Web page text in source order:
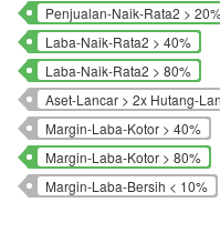
Penjualan-Naik-Rata2 >
Laba-Naik-Rata2 > 40%
Laba-Naik-Rata2 > 80%
Aset-Lancar > 2x Hutang-
Margin-Laba-Kotor > 40%
Margin-Laba-Kotor > 80%
Margin-Laba-Bersih < 10%